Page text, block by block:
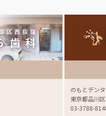
のもとデン
東京都品川
03-3788-